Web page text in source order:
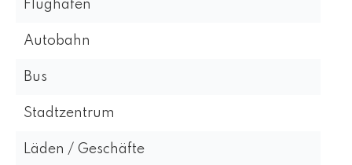
Flughafen
Autobahn
Bus
Stadtzentrum
Läden / Geschäfte